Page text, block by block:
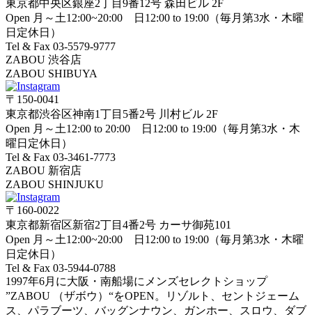
東京都中央区銀座2丁目9番12号 森田ビル 2F
Open 月～土12:00~20:00 日12:00 to 19:00（毎月第3水・木曜
日定休日）
Tel & Fax 03-5579-9777
ZABOU 渋谷店
ZABOU SHIBUYA
〒150-0041
東京都渋谷区神南1丁目5番2号 川村ビル 2F
Open 月～土12:00 to 20:00 日12:00 to 19:00（毎月第3水・木
曜日定休日）
Tel & Fax 03-3461-7773
ZABOU 新宿店
ZABOU SHINJUKU
〒160-0022
東京都新宿区新宿2丁目4番2号 カーサ御苑101
Open 月～土12:00~20:00 日12:00 to 19:00（毎月第3水・木曜
日定休日）
Tel & Fax 03-5944-0788
1997年6月に大阪・南船場にメンズセレクトショップ
”ZABOU （ザボウ）“をOPEN。リゾルト、セントジェーム
ス、パラブーツ、バッグンナウン、ガンホー、スロウ、ダブ